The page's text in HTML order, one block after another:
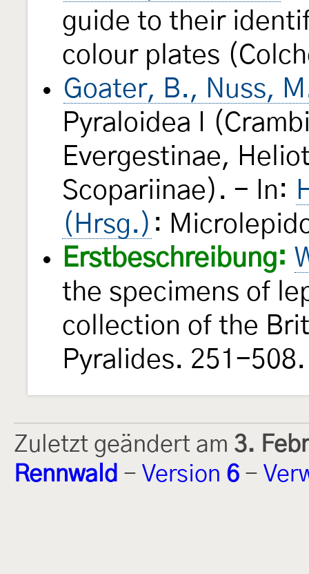
guide to their
colour plates
Goater, B., Nuss,
Pyraloidea I
Evergestinae,
Scopariinae). - In:
(Hrsg.) :
Erstbeschreibung:
the specimens of
collection of the
Pyralides. 251-
Zuletzt geändert am 3.
Rennwald - Version 6 -